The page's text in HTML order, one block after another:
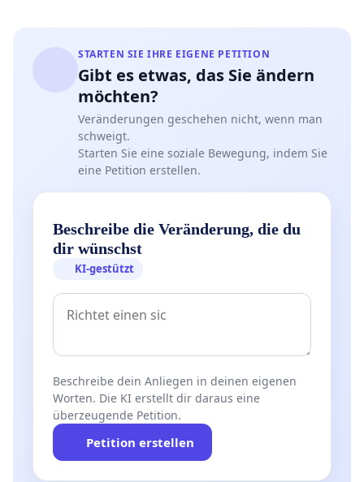
STARTEN SIE IHRE EIGENE PETITION
Gibt es etwas, das Sie ändern
möchten?
Veränderungen geschehen nicht, wenn man
schweigt.
Starten Sie eine soziale Bewegung, indem Sie
eine Petition erstellen.
Beschreibe die Veränderung, die du
dir wünschst
KI-gestützt
Beschreibe dein Anliegen in deinen eigenen
Worten. Die KI erstellt dir daraus eine
überzeugende Petition.
Petition erstellen